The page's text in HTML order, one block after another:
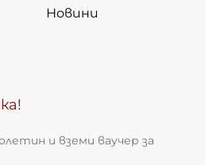
Новини
и вземи ваучер за